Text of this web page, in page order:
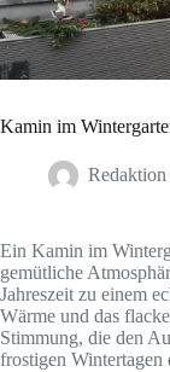
Kamin im
Redaktion
Ein Kamin im
gemütliche
Jahreszeit zu einem
Wärme und das
Stimmung, die den
frostigen Wintertagen